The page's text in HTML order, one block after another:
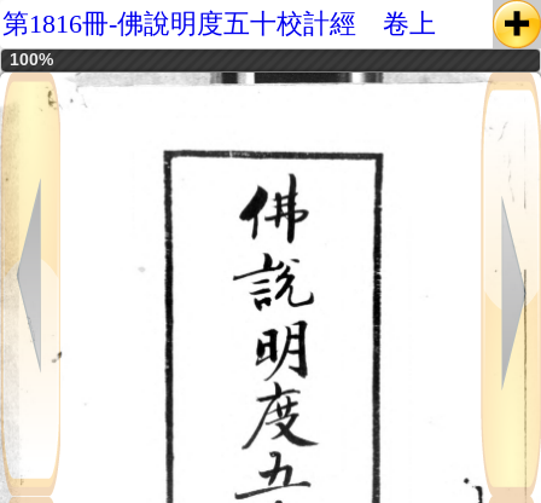
第1816冊-佛說明度五十校計經 卷上
100%